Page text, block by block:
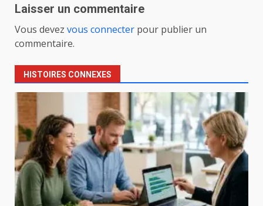
Laisser un commentaire
Vous devez vous connecter pour publier un
commentaire.
HISTOIRES CONNEXES